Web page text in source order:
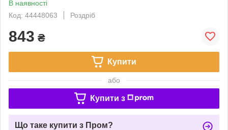
В наявності
Код: 44448063
Роздріб
843 ₴
Купити
або
Купити з
Що таке купити з Пром?